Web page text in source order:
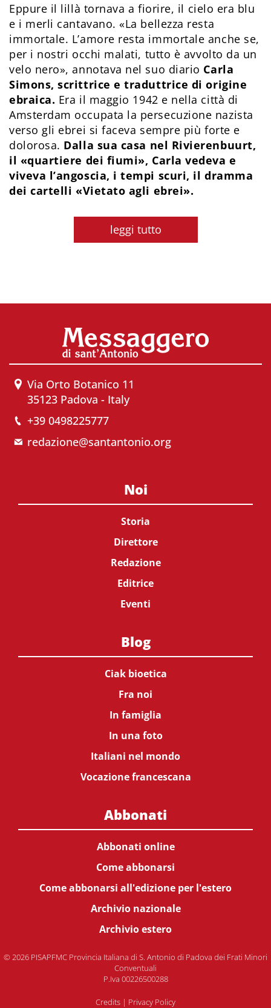
Eppure il lillà tornava a fiorire, il cielo era blu
e i merli cantavano. «La bellezza resta
immortale. L’amore resta immortale anche se,
per i nostri occhi malati, tutto è avvolto da un
velo nero», annotava nel suo diario Carla
Simons, scrittrice e traduttrice di origine
ebraica. Era il maggio 1942 e nella città di
Amsterdam occupata la persecuzione nazista
verso gli ebrei si faceva sempre più forte e
dolorosa. Dalla sua casa nel Rivierenbuurt,
il «quartiere dei fiumi», Carla vedeva e
viveva l’angoscia, i tempi scuri, il dramma
dei cartelli «Vietato agli ebrei».
leggi tutto
Via Orto Botanico 11
35123 Padova - Italy
+39 0498225777
redazione@santantonio.org
Noi
Storia
Direttore
Redazione
Editrice
Eventi
Blog
Ciak bioetica
Fra noi
In famiglia
In una foto
Italiani nel mondo
Vocazione francescana
Abbonati
Abbonati online
Come abbonarsi
Come abbonarsi all'edizione per l'estero
Archivio nazionale
Archivio estero
© 2026 PISAPFMC Provincia Italiana di S. Antonio di Padova dei Frati Minori
Conventuali
P.Iva 00226500288
Credits | Privacy Policy